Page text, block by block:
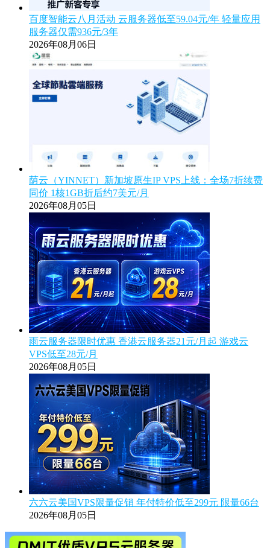
百度智能云八月活动 云服务器低至59.04元/年 轻量应用
服务器仅需936元/3年
2026年08月06日
荫云（YINNET）新加坡原生IP VPS上线：全场7折续费
同价 1核1GB折后约7美元/月
2026年08月05日
雨云服务器限时优惠 香港云服务器21元/月起 游戏云
VPS低至28元/月
2026年08月05日
六六云美国VPS限量促销 年付特价低至299元 限量66台
2026年08月05日